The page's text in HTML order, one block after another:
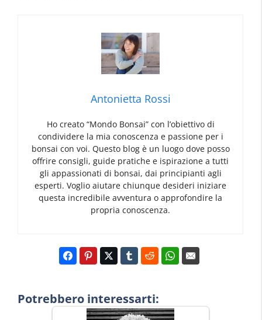
Antonietta Rossi
Ho creato “Mondo Bonsai” con l’obiettivo di
condividere la mia conoscenza e passione per i
bonsai con voi. Questo blog è un luogo dove posso
offrire consigli, guide pratiche e ispirazione a tutti
gli appassionati di bonsai, dai principianti agli
esperti. Voglio aiutare chiunque desideri iniziare
questa incredibile avventura o approfondire la
propria conoscenza.
Potrebbero interessarti: